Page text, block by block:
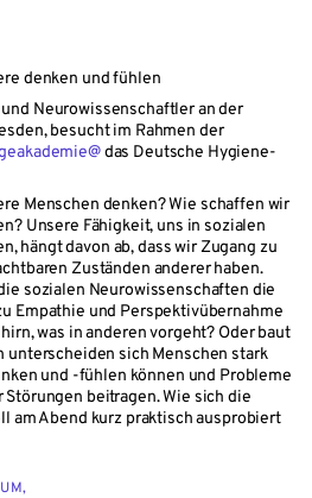
denken und fühlen
Neurowissenschaftler an der
besucht im Rahmen der
das Deutsche Hygiene-
Menschen denken? Wie schaffen wir
Unsere Fähigkeit, uns in sozialen
hängt davon ab, dass wir Zugang zu
Zuständen anderer haben.
sozialen Neurowissenschaften die
Empathie und Perspektivübernahme
was in anderen vorgeht? Oder baut
unterscheiden sich Menschen stark
und -fühlen können und Probleme
beitragen. Wie sich die
am Abend kurz praktisch ausprobiert